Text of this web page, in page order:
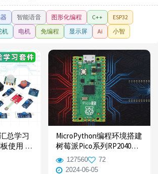
智能语音 图形化编程 C++
ESP32
机 电机 免编程 显示屏 Ai 小智
总学习
使用 电
理【免
MicroPython编程环境搭建
树莓派Pico系列RP2040固
件烧录教程【Pico入门教
程】
127560
72
2024-06-05